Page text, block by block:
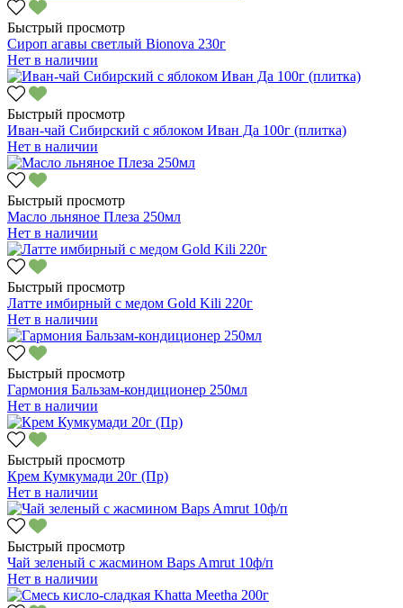
Быстрый просмотр
Сироп агавы светлый Bionova 230г
Нет в наличии
Быстрый просмотр
Иван-чай Сибирский с яблоком Иван Да 100г (плитка)
Нет в наличии
Быстрый просмотр
Масло льняное Плеза 250мл
Нет в наличии
Быстрый просмотр
Латте имбирный с медом Gold Kili 220г
Нет в наличии
Быстрый просмотр
Гармония Бальзам-кондиционер 250мл
Нет в наличии
Быстрый просмотр
Крем Кумкумади 20г (Пр)
Нет в наличии
Быстрый просмотр
Чай зеленый с жасмином Baps Amrut 10ф/п
Нет в наличии